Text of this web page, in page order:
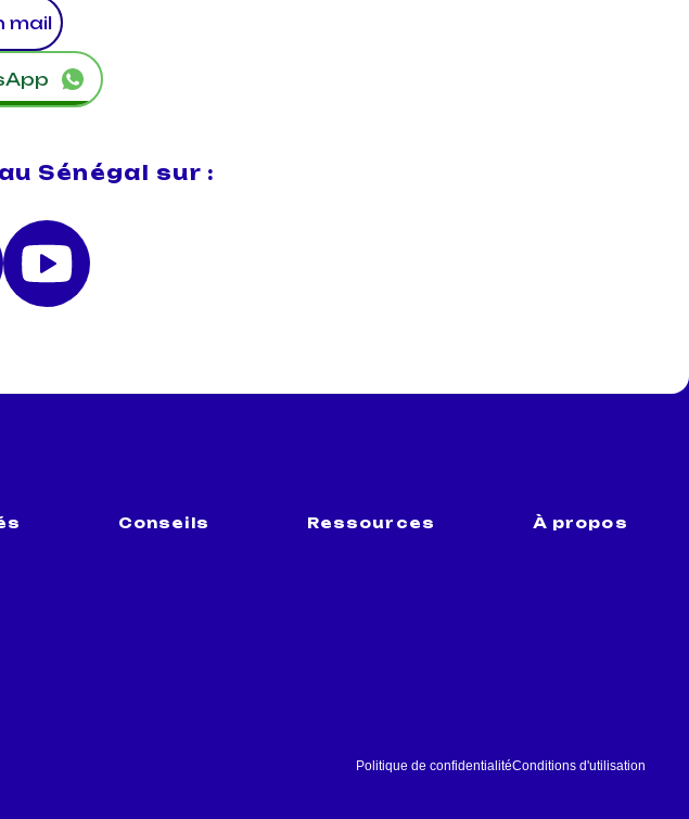
mail
Sénégal sur :
Conseils Ressources À propos
Politique de confidentialitéConditions d'utilisation